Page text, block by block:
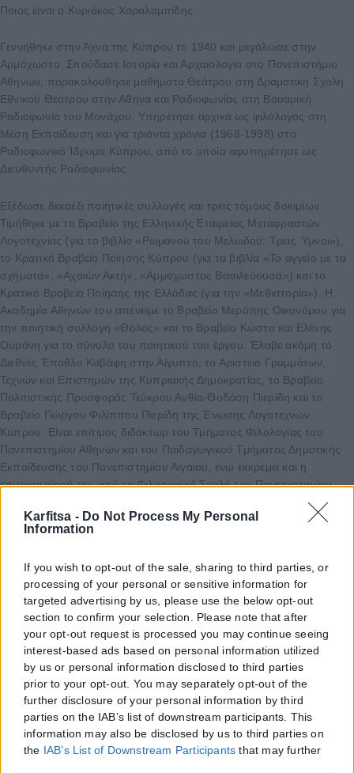
Karfitsa - Do Not Process My Personal
Information
If you wish to opt-out of the sale, sharing to third parties, or
processing of your personal or sensitive information for
targeted advertising by us, please use the below opt-out
section to confirm your selection. Please note that after
your opt-out request is processed you may continue seeing
interest-based ads based on personal information utilized
by us or personal information disclosed to third parties
prior to your opt-out. You may separately opt-out of the
further disclosure of your personal information by third
parties on the IAB’s list of downstream participants. This
information may also be disclosed by us to third parties on
the IAB’s List of Downstream Participants that may further
Ποιος είναι ο Κυριάκος Χαραλαμπίδης
Γεννήθηκε στην Άχνα της Κύπρου το 1940 και μεγάλωσε στην
Αμμόχωστο. Σπούδασε Ιστορία και Αρχαιολογία στο Πανεπιστήμιο
Αθηνών, παρακολούθησε μαθήματα Θεάτρου στη Δραματική Σχολή
Εθνικού Θεάτρου στην Αθήνα και Ραδιοφωνίας στη Βαυαρική
Ραδιοφωνία του Μονάχου. Υπηρέτησε αρχικά ως φιλόλογος στη
Μέση Εκπαίδευση και για τριάντα χρόνια (1968-1998) στο
Ραδιοφωνικό Ίδρυμα Κύπρου, από το οποίο αφυπηρέτησε ως
Διευθυντής Ραδιοφωνίας.
Εξέδωσε δεκαέξι ποιητικές συλλογές και τρεις τόμους δοκιμίων.
Τιμήθηκε με το Βραβείο της Ελληνικής Εταιρείας Μεταφραστών
Λογοτεχνίας (για το βιβλίο «Ρωμανού του Μελωδού: Τρεις Ύμνοι»),
το Κρατικό Βραβείο Ποίησης Κύπρου (για τα βιβλία «Το αγγείο με τα
σχήματα», «Αχαιών Ακτή», «Αμμόχωστος Βασιλεύουσα») και το
Κρατικό Βραβείο Ποίησης της Ελλάδας (για την «Μεθιστορία»). Η
Ακαδημία Αθηνών του απένειμε το Βραβείο Μερόπης Οικονόμου για
την ποιητική συλλογή «Θόλος» και το Βραβείο Κώστα και Ελένης
Ουράνη για το σύνολο του ποιητικού του έργου. Έλαβε ακόμη το
Διεθνές Έπαθλο Καβάφη στην Αίγυπτο, το Αριστείο Γραμμάτων,
Τεχνών και Επιστημών της Κυπριακής Δημοκρατίας, το Βραβείο
Πολιτιστικής Προσφοράς Τεύκρου Ανθία-Θοδόση Πιερίδη και το
Βραβείο Γιώργου Φιλίππου Πιερίδη της Ένωσης Λογοτεχνών
Κύπρου. Είναι επίτιμος διδάκτωρ του Τμήματος Φιλολογίας του
Πανεπιστημίου Αθηνών και του Παιδαγωγικού Τμήματος Δημοτικής
Εκπαίδευσης του Πανεπιστημίου Αιγαίου, ενώ εκκρεμεί και η
επιτιμοποίησή του από τη Φιλοσοφική Σχολή του Πανεπιστημίου
Τεχνών. Για το έργο του έχουν εκπονηθεί μονογραφίες και
διδακτορικές διατριβές, ενώ περιοδικά στην Ελλάδα έχουν
αφιερωματικά τεύχη σ’ αυτό. Μεταφράσεις ποιημάτων του
κυκλοφορούν σε δεκαεννέα αυτοτελείς εκδόσεις στα Αγγλικά,
Γαλλικά, Γερμανικά, Ιταλικά, Σουηδικά, Σερβικά, Βουλγαρικά,
Πηγή: ΑΠΕ-ΜΠΕ
Tags: ΑΠΘΘεσσαλονίκη
Share213 Tweet133Send